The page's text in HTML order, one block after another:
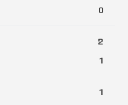
0
2
1
1